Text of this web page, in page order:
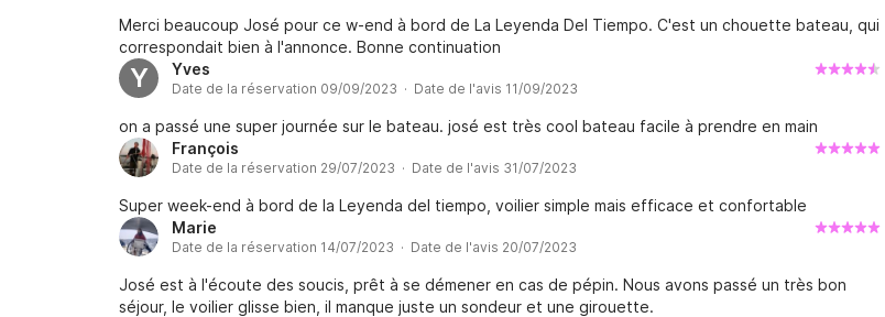
Merci beaucoup José pour ce w-end à bord de La Leyenda Del Tiempo. C'est un chouette bateau, qui
correspondait bien à l'annonce. Bonne continuation
Y Yves
Date de la réservation 09/09/2023 · Date de l'avis 11/09/2023
on a passé une super journée sur le bateau. josé est très cool bateau facile à prendre en main
François
Date de la réservation 29/07/2023 · Date de l'avis 31/07/2023
Super week-end à bord de la Leyenda del tiempo, voilier simple mais efficace et confortable
Marie
Date de la réservation 14/07/2023 · Date de l'avis 20/07/2023
José est à l'écoute des soucis, prêt à se démener en cas de pépin. Nous avons passé un très bon
séjour, le voilier glisse bien, il manque juste un sondeur et une girouette.